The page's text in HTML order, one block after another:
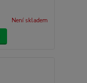
Není skladem